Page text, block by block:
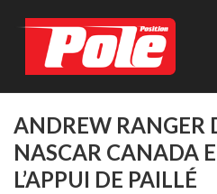
ANDREW RANGER
NASCAR CANADA
L’APPUI DE PAILLÉ